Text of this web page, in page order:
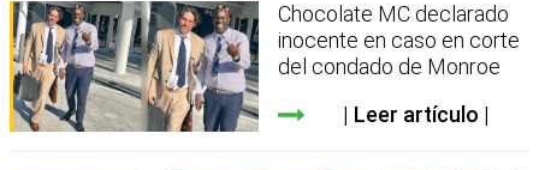
Chocolate MC declarado
inocente en caso en corte
del condado de Monroe
Leer artículo